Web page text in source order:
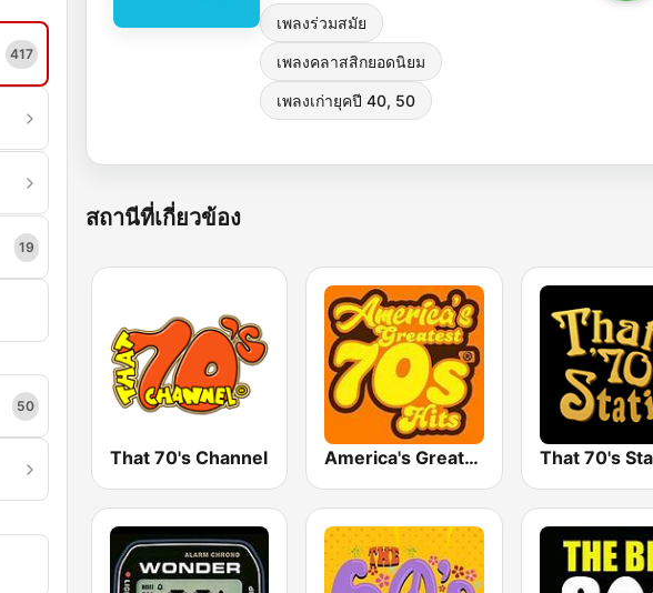
417
19
50
เพลงร่วมสมัย
เพลงคลาสสิกยอดนิยม
เพลงเก่ายุคปี 40, 50
สถานีที่เกี่ยวข้อง
That 70's Channel America's Greatest 70s Hits That 70's